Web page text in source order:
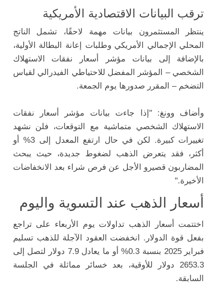
ترقب البيانات الاقتصادية الأمريكية
ينتظر المستثمرون بيانات مهمة لاحقًا، تشمل الناتج
المحلي الإجمالي الأمريكي وطلبات إعانة البطالة الأولية،
بالإضافة إلى بيانات مؤشر أسعار نفقات الاستهلاك
الشخصي – المؤشر المفضل للاحتياطي الفيدرالي لقياس
التضخم – المقرر صدورها يوم الجمعة.
وأضاف وونغ: "إذا جاءت بيانات مؤشر أسعار نفقات
الاستهلاك الشخصي متماشية مع التوقعات، فلن نشهد
تغييرات كبيرة. لكن في حال ارتفع المعدل إلى 3% أو
أكثر، فقد يتعرض الذهب لضغوط جديدة، حيث يبحث
المضاربون قصيرو الأجل عن فرص شراء بعد الانخفاضات
الأخيرة."
أسعار الذهب عند التسوية واليوم
اختتمت أسعار الذهب تداولات يوم الأربعاء على تراجع
بفعل قوة الدولار. انخفضت العقود الآجلة للذهب تسليم
فبراير 2025 بنسبة 0.3% أو ما يعادل 7.9 دولار لتصل إلى
2653.3 دولار للأوقية، بعد خسائر مماثلة في الجلسة
السابقة.